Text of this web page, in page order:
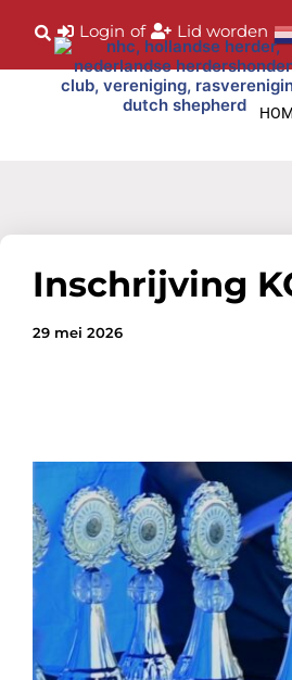
Login of Lid worden
Inschrijving
29 mei 2026